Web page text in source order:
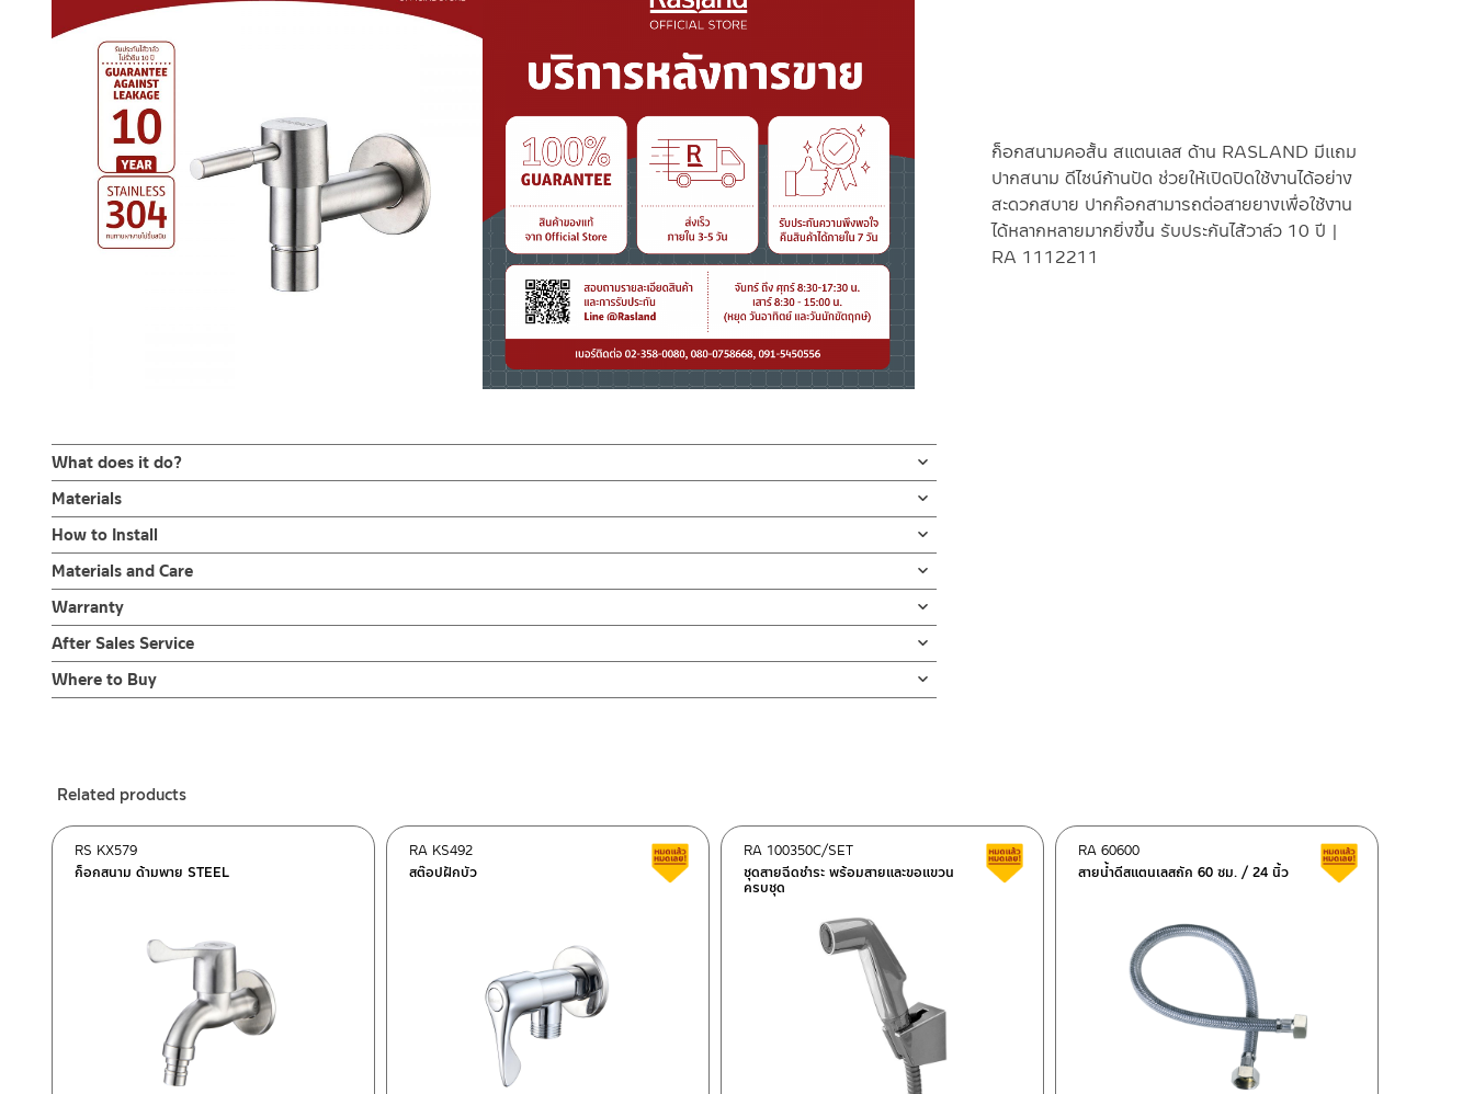
ก็อกสนามคอสั้น สแตนเลส ด้าน RASLAND มีแถม
ปากสนาม ดีไซน์ก้านปัด ช่วยให้เปิดปิดใช้งานได้อย่าง
สะดวกสบาย ปากก๊อกสามารถต่อสายยางเพื่อใช้งาน
ได้หลากหลายมากยิ่งขึ้น รับประกันไส้วาล์ว 10 ปี |
RA 1112211
What does it do?
ก๊อกคอสั้น ก็อกสนาม ก๊อกปากสนามติดผนัง ก็อกติดผนัง มาพร้อมปากก๊อกสำหรับต่อสายยาง ผลิตจากสแตนเลส เกรด 304 ด้าน ก้าน
เปิด-ปิดแบบปัด รับประกันวาล์วน้ำไม่รั่วซึม 10 ปี
ก๊อกคอสั้น ก็อกสนาม แบบมีข้อต่อสายยาง ก๊อกปากสนามติดผนัง ผลิตจากสแตนเลส เกรด 304 ทนทานแข็งแรง ต้านการกัดกร่อนสูง และไม่
ขึ้นสนิม ไม่เป็นรอยคราบน้ำ การเปิด-ปิด น้ำออกแบบมือจับแบบก้านปัดง่ายต่อการปล่อยสายน้ำชำระล้างทำความสะอาด ทั้งยังสามารถติดตั้งได้
ทั้งภายในและภายนอกอาคาร ปากก๊อกสำหรับต่อสายยางเพื่อเพิ่มประโยชน์การใช้งาน อาทิ การรดน้ำต้นไม้ในสวนหรือล้างรถ เป็นต้น เพื่อ
เป็นการยืนยันความคงทนของวาล์วน้ำ จึงกล้ารับประกัน 10 ปี เต็ม
Materials
ตัวก๊อกน้ำ
ผลิตจากสแตนเลส เกรด 304
How to Install
ข้อแนะนำในการติดตั้ง
สำหรับการติดตั้งใหม่ ให้ไล่ฝุ่น เศษทราย เศษท่อ ออกจากท่อน้ำก่อนติดตั้งสินค้า โดยปล่อยน้ำให้ไหลออกจากท่อนาน 1 นาที เพื่อให้แรงน้ำพัด
พาเศษละอองต่างๆ ออกจากท่อน้ำ มิเช่นนั้นสิ่งสกปรกจะเข้าไปภายในสินค้าและสร้างความเสียหายได้ หากตรวจพบเศษละอองต่างๆในสินค้า จะ
ไม่อยู่ในเงื่อนไขการรับประกัน
Materials and Care
คำแนะนำในการดูแลรักษาผลิตภัณฑ์
1. ไม่ทำสินค้าให้เกิดความเสียหายอื่น ๆ นอกจากการใช้งานปกติ เช่นไม่ทำตก ไม่งัดหรือโยกสินค้าแรงๆ
2. ทำความสะอาดสินค้าโดยการใช้ผ้านุ่มๆชุบน้ำหมาดๆแล้วเช็ดให้แห้ง
3. ห้ามใช้สารเคมีที่มีฤทธิ์เป็นกรด ในการทำความสะอาด เนื่องจากผิวของสินค้าจะเสียหายได้
4. ห้ามใช้แปรง วัสดุแข็ง หยาบ ห้ามใช้ฝอยขัดทำความสะอาด ขัดหรือถู บนตัวสินค้า ซึ่งจะสร้างความเสียหายให้เกิดขึ้นกับผิวของสินค้าได้
Warranty
รับประกันไส้วาล์ว ไม่รั่วซึม 10 ปี
After Sales Service
Online Platform
– Email: contact@charnpaiboon.com
662/61-62 Rama 3 Road, Bangpongpang, Yannawa, Bangkok 10120
Tel: 02-358-0080 / 080-075-8668 / 091-545-0556
After Sales Service Center
Where to Buy
–Lazada
– ซื้อสินค้าชิ้นนี้บน Shopee
ซื้อสินค้าชิ้นนี้บน Lazada
Tel: 02-285-5795
@charnpaiboon.sales
Related products
ก็อกสนาม ด้ามพาย STEEL
RS KX579
สต๊อปฝักบัว
RA KS492 Clearance sale
ชุดสายฉีดชำระ พร้อมสายและขอแขวน
ครบชุด
RA 100350C/SET Clearance sale
สายน้ำดีสแตนเลสถัก 60 ซม. / 24 นิ้ว
RA 60600 Clearance sale